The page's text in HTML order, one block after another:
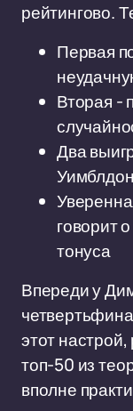
рейтингово.
Первая
Вторая -
Два
говорит
тонуса
Впереди у
этот
топ-50 из
вполне